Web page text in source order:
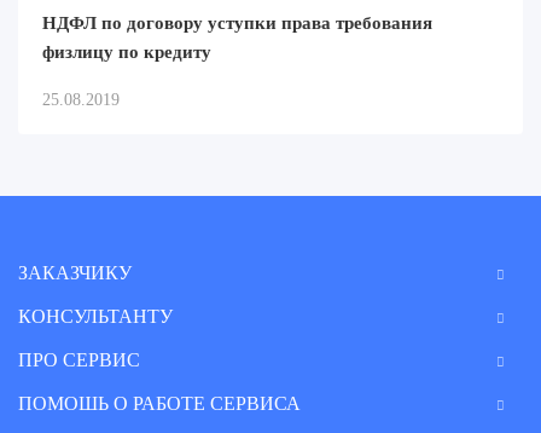
НДФЛ по договору уступки права требования
физлицу по кредиту
25.08.2019
ЗАКАЗЧИКУ
КОНСУЛЬТАНТУ
ПРО СЕРВИС
ПОМОШЬ О РАБОТЕ СЕРВИСА